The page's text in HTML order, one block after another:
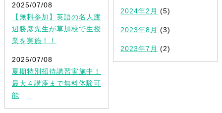
2025/07/08
【無料参加】英語の名人渡
辺勝彦先生が草加校で生授
業を実施！！
2025/07/08
夏期特別招待講習実施中！
最大４講座まで無料体験可
能
2024年2月 (5)
2023年8月 (3)
2023年7月 (2)